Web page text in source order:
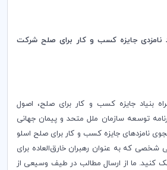
نامزدی جایزه کسب و کار برای صلح شرکت
بنیاد جایزه کسب و کار برای صلح، اصول
توسعه سازمان ملل متحد و پیمان جهانی
نامزدهای جایزه کسب و کار برای صلح اسلو
شخصی که به عنوان رهبران خارق‌العاده برای
کمک کنید. ما از ارسال مطالب در طیف وسیعی از